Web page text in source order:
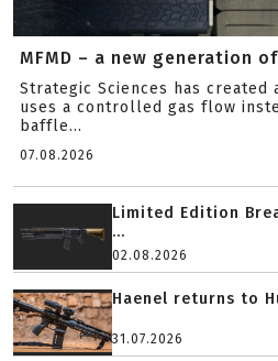
MFMD – a new generation
Strategic Sciences has created
uses a controlled gas flow
baffle...
07.08.2026
Limited Edition
...
02.08.2026
Haenel returns to
31.07.2026